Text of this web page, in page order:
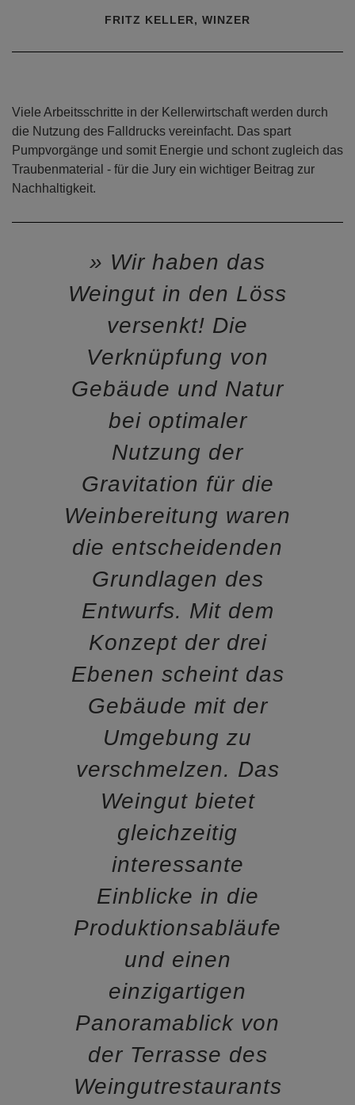
FRITZ KELLER, WINZER
Viele Arbeitsschritte in der Kellerwirtschaft werden durch
die Nutzung des Falldrucks vereinfacht. Das spart
Pumpvorgänge und somit Energie und schont zugleich das
Traubenmaterial - für die Jury ein wichtiger Beitrag zur
Nachhaltigkeit.
Wir haben das
Weingut in den Löss
versenkt! Die
Verknüpfung von
Gebäude und Natur
bei optimaler
Nutzung der
Gravitation für die
Weinbereitung waren
die entscheidenden
Grundlagen des
Entwurfs. Mit dem
Konzept der drei
Ebenen scheint das
Gebäude mit der
Umgebung zu
verschmelzen. Das
Weingut bietet
gleichzeitig
interessante
Einblicke in die
Produktionsabläufe
und einen
einzigartigen
Panoramablick von
der Terrasse des
Weingutrestaurants